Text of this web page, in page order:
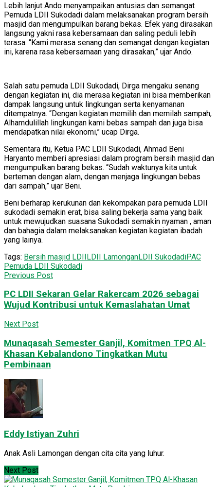
Lebih lanjut Ando menyampaikan antusias dan semangat
Pemuda LDII Sukodadi dalam melaksanakan program bersih
masjid dan mengumpulkan barang bekas. Efek yang dirasakan
langsung yakni rasa kebersamaan dan saling peduli lebih
terasa. “Kami merasa senang dan semangat dengan kegiatan
ini, karena rasa kebersamaan yang dirasakan,” ujar Ando.
Salah satu pemuda LDII Sukodadi, Dirga mengaku senang
dengan kegiatan ini, dia merasa kegiatan ini bisa memberikan
dampak langsung untuk lingkungan serta kenyamanan
ditempatnya. “Dengan kegiatan memilih dan memilah sampah,
Alhamdulillah lingkungan kami bebas sampah dan juga bisa
mendapatkan nilai ekonomi,” ucap Dirga.
Sementara itu, Ketua PAC LDII Sukodadi, Ahmad Beni
Haryanto memberi apresiasi dalam program bersih masjid dan
mengumpulkan barang bekas. “Sudah waktunya kita untuk
berteman dengan alam, dengan menjaga lingkungan bebas
dari sampah,” ujar Beni.
Beni berharap kerukunan dan kekompakan para pemuda LDII
sukodadi semakin erat, bisa saling bekerja sama yang baik
untuk mewujudkan suasana Sukodadi semakin nyaman , aman
dan bahagia dalam melaksanakan kegiatan kegiatan ibadah
yang lainya.
Tags: Bersih masjid LDIILDII LamonganLDII SukodadiPAC
Pemuda LDII Sukodadi
Previous Post
PC LDII Sekaran Gelar Rakercam 2026 sebagai
Wujud Kontribusi untuk Kemaslahatan Umat
Next Post
Munaqasah Semester Ganjil, Komitmen TPQ Al-
Khasan Kebalandono Tingkatkan Mutu
Pembinaan
Eddy Istiyan Zuhri
Anak Asli Lamongan dengan cita cita yang luhur.
Next Post